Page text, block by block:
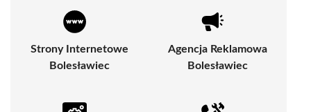
Strony Internetowe
Bolesławiec
Agencja Reklamowa
Bolesławiec